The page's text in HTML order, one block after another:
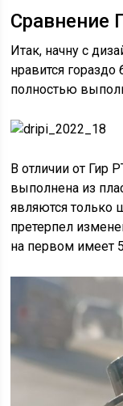
Сравнение
Итак, начну с
нравится
полностью
В отличии от Гир
выполнена из
являются только
претерпел
на первом имеет